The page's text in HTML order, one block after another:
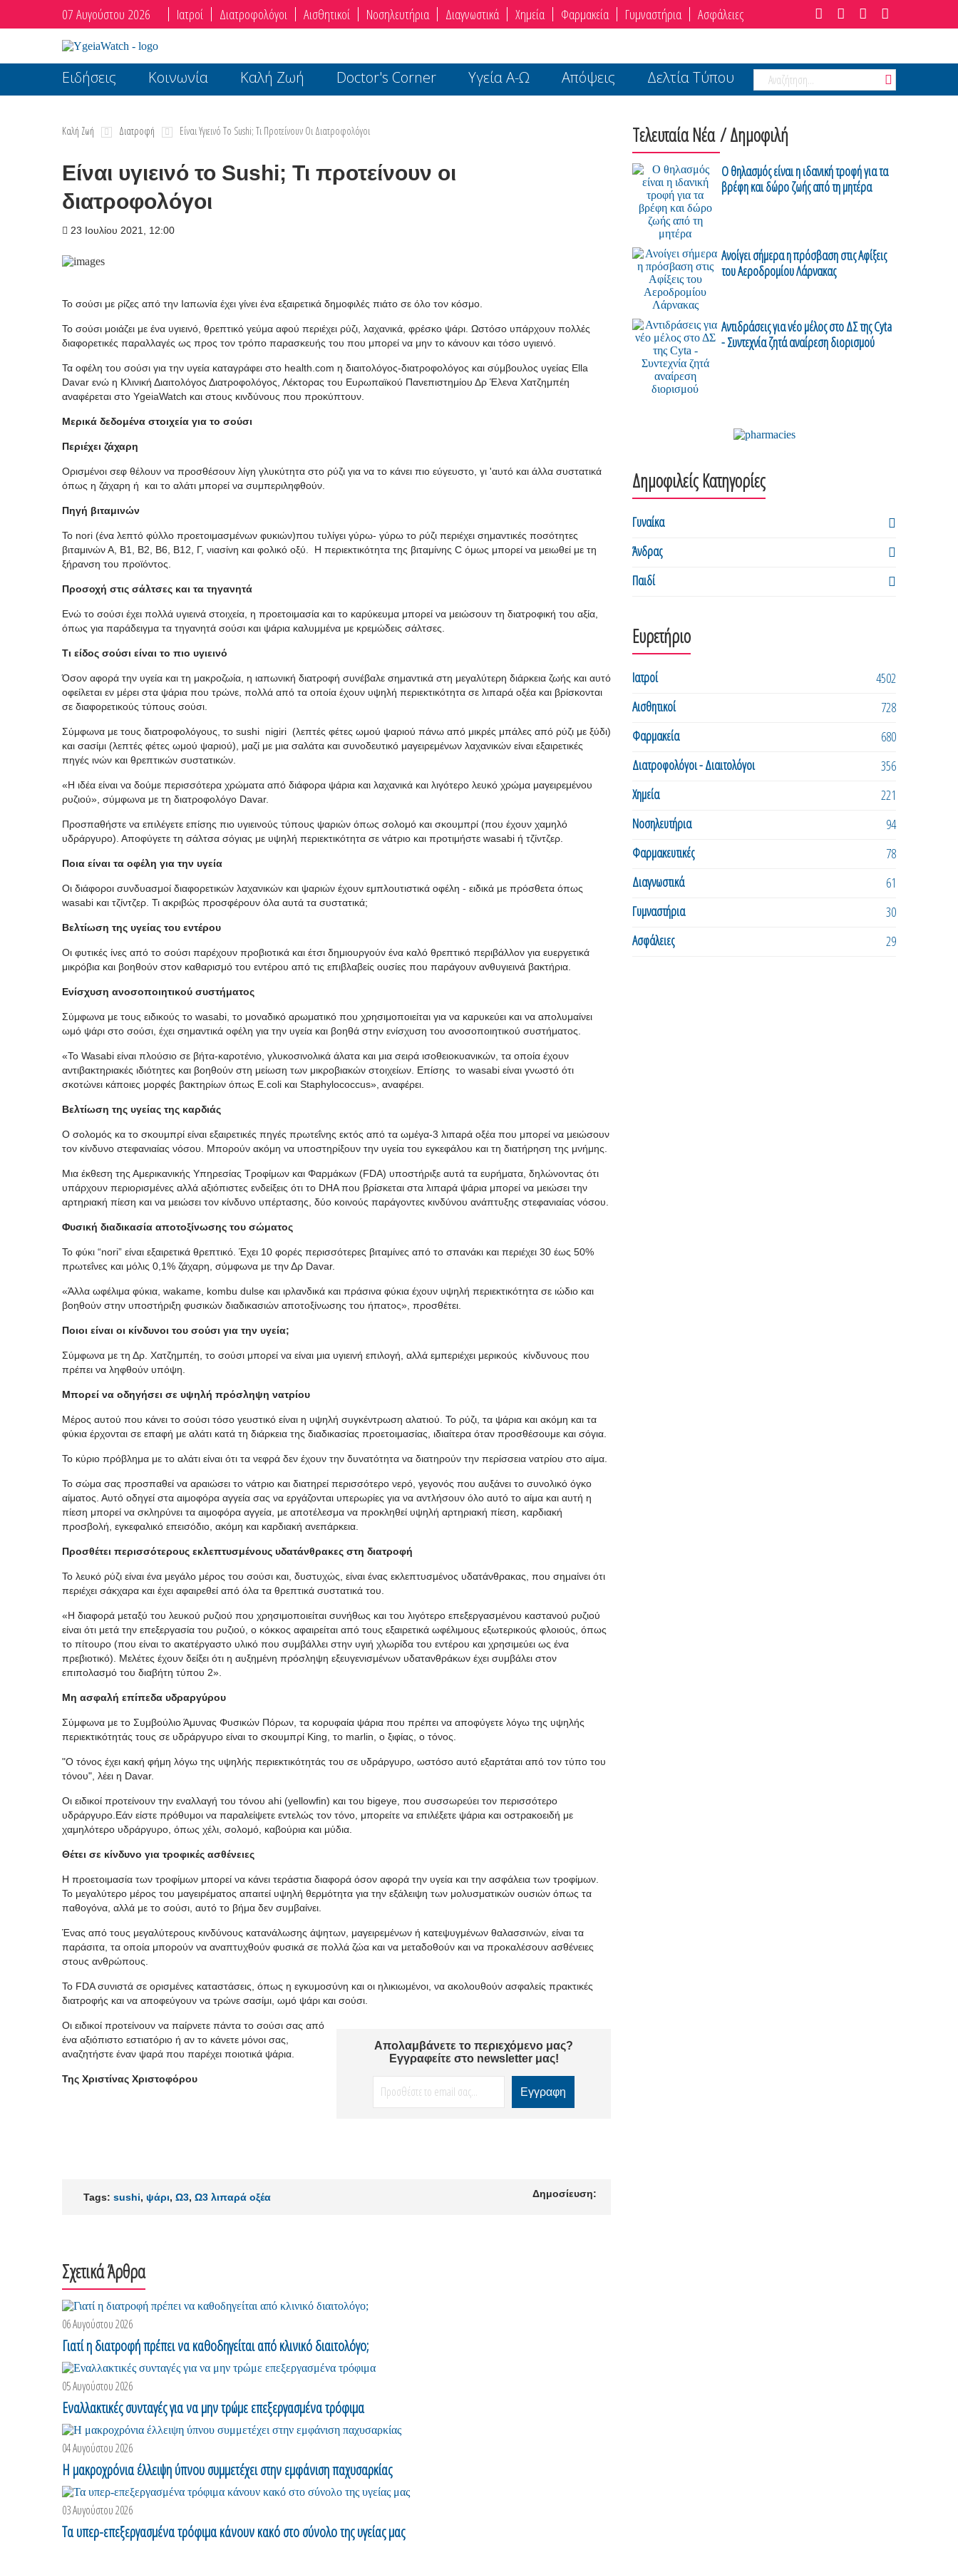
07 Αυγούστου 2026 Ιατροί Διατροφολόγοι Αισθητικοί Νοσηλευτήρια Διαγνωστικά Χημεία Φαρμακεία Γυμναστήρια Ασφάλειες
Ειδήσεις Κοινωνία Καλή Ζωή Doctor's Corner Υγεία Α-Ω Απόψεις Δελτία Τύπου
Καλή Ζωή Διατροφή Είναι Υγιεινό Το Sushi; Τι Προτείνουν Οι Διατροφολόγοι
Είναι υγιεινό το Sushi; Τι προτείνουν οι
διατροφολόγοι
23 Ιουλίου 2021, 12:00
Το σούσι με ρίζες από την Ιαπωνία έχει γίνει ένα εξαιρετικά δημοφιλές πιάτο σε όλο τον κόσμο.
Το σούσι μοιάζει με ένα υγιεινό, θρεπτικό γεύμα αφού περιέχει ρύζι, λαχανικά, φρέσκο ψάρι. Ωστόσο υπάρχουν πολλές
διαφορετικές παραλλαγές ως προς τον τρόπο παρασκευής του που μπορεί να μην το κάνουν και τόσο υγιεινό.
Τα οφέλη του σούσι για την υγεία καταγράφει στο health.com η διαιτολόγος-διατροφολόγος και σύμβουλος υγείας Ella
Davar ενώ η Κλινική Διαιτολόγος Διατροφολόγος, Λέκτορας του Ευρωπαϊκού Πανεπιστημίου Δρ Έλενα Χατζημπέη
αναφέρεται στο YgeiaWatch και στους κινδύνους που προκύπτουν.
Μερικά δεδομένα στοιχεία για το σούσι
Περιέχει ζάχαρη
Ορισμένοι σεφ θέλουν να προσθέσουν λίγη γλυκύτητα στο ρύζι για να το κάνει πιο εύγευστο, γι 'αυτό και άλλα συστατικά
όπως η ζάχαρη ή και το αλάτι μπορεί να συμπεριληφθούν.
Πηγή βιταμινών
Το nori (ένα λεπτό φύλλο προετοιμασμένων φυκιών)που τυλίγει γύρω- γύρω το ρύζι περιέχει σημαντικές ποσότητες
βιταμινών Α, Β1, Β2, Β6, Β12, Γ, νιασίνη και φολικό οξύ. Η περιεκτικότητα της βιταμίνης C όμως μπορεί να μειωθεί με τη
ξήρανση του προϊόντος.
Προσοχή στις σάλτσες και τα τηγανητά
Ενώ το σούσι έχει πολλά υγιεινά στοιχεία, η προετοιμασία και το καρύκευμα μπορεί να μειώσουν τη διατροφική του αξία,
όπως για παράδειγμα τα τηγανητά σούσι και ψάρια καλυμμένα με κρεμώδεις σάλτσες.
Τι είδος σούσι είναι το πιο υγιεινό
Όσον αφορά την υγεία και τη μακροζωία, η ιαπωνική διατροφή συνέβαλε σημαντικά στη μεγαλύτερη διάρκεια ζωής και αυτό
οφείλεται εν μέρει στα ψάρια που τρώνε, πολλά από τα οποία έχουν υψηλή περιεκτικότητα σε λιπαρά οξέα και βρίσκονται
σε διαφορετικούς τύπους σούσι.
Σύμφωνα με τους διατροφολόγους, το sushi nigiri (λεπτές φέτες ωμού ψαριού πάνω από μικρές μπάλες από ρύζι με ξύδι)
και σασίμι (λεπτές φέτες ωμού ψαριού), μαζί με μια σαλάτα και συνοδευτικό μαγειρεμένων λαχανικών είναι εξαιρετικές
πηγές ινών και θρεπτικών συστατικών.
«Η ιδέα είναι να δούμε περισσότερα χρώματα από διάφορα ψάρια και λαχανικά και λιγότερο λευκό χρώμα μαγειρεμένου
ρυζιού», σύμφωνα με τη διατροφολόγο Davar.
Προσπαθήστε να επιλέγετε επίσης πιο υγιεινούς τύπους ψαριών όπως σολομό και σκουμπρί (που έχουν χαμηλό
υδράργυρο). Αποφύγετε τη σάλτσα σόγιας με υψηλή περιεκτικότητα σε νάτριο και προτιμήστε wasabi ή τζίντζερ.
Ποια είναι τα οφέλη για την υγεία
Οι διάφοροι συνδυασμοί διαφορετικών λαχανικών και ψαριών έχουν εμπλουτιστικά οφέλη - ειδικά με πρόσθετα όπως
wasabi και τζίντζερ. Τι ακριβώς προσφέρουν όλα αυτά τα συστατικά;
Βελτίωση της υγείας του εντέρου
Οι φυτικές ίνες από το σούσι παρέχουν προβιοτικά και έτσι δημιουργούν ένα καλό θρεπτικό περιβάλλον για ευεργετικά
μικρόβια και βοηθούν στον καθαρισμό του εντέρου από τις επιβλαβείς ουσίες που παράγουν ανθυγιεινά βακτήρια.
Ενίσχυση ανοσοποιητικού συστήματος
Σύμφωνα με τους ειδικούς το wasabi, το μοναδικό αρωματικό που χρησιμοποιείται για να καρυκεύει και να απολυμαίνει
ωμό ψάρι στο σούσι, έχει σημαντικά οφέλη για την υγεία και βοηθά στην ενίσχυση του ανοσοποιητικού συστήματος.
«Το Wasabi είναι πλούσιο σε βήτα-καροτένιο, γλυκοσινολικά άλατα και μια σειρά ισοθειοκυανικών, τα οποία έχουν
αντιβακτηριακές ιδιότητες και βοηθούν στη μείωση των μικροβιακών στοιχείων. Επίσης το wasabi είναι γνωστό ότι
σκοτώνει κάποιες μορφές βακτηρίων όπως E.coli και Staphylococcus», αναφέρει.
Βελτίωση της υγείας της καρδιάς
Ο σολομός κα το σκουμπρί είναι εξαιρετικές πηγές πρωτεΐνης εκτός από τα ωμέγα-3 λιπαρά οξέα που μπορεί να μειώσουν
τον κίνδυνο στεφανιαίας νόσου. Μπορούν ακόμη να υποστηρίξουν την υγεία του εγκεφάλου και τη διατήρηση της μνήμης.
Μια έκθεση της Αμερικανικής Υπηρεσίας Τροφίμων και Φαρμάκων (FDA) υποστήριξε αυτά τα ευρήματα, δηλώνοντας ότι
υπάρχουν περιορισμένες αλλά αξιόπιστες ενδείξεις ότι το DHA που βρίσκεται στα λιπαρά ψάρια μπορεί να μειώσει την
αρτηριακή πίεση και να μειώσει τον κίνδυνο υπέρτασης, δύο κοινούς παράγοντες κινδύνου ανάπτυξης στεφανιαίας νόσου.
Φυσική διαδικασία αποτοξίνωσης του σώματος
Το φύκι “nori” είναι εξαιρετικά θρεπτικό. Έχει 10 φορές περισσότερες βιταμίνες από το σπανάκι και περιέχει 30 έως 50%
πρωτεΐνες και μόλις 0,1% ζάχαρη, σύμφωνα με την Δρ Davar.
«Άλλα ωφέλιμα φύκια, wakame, kombu dulse και ιρλανδικά και πράσινα φύκια έχουν υψηλή περιεκτικότητα σε ιώδιο και
βοηθούν στην υποστήριξη φυσικών διαδικασιών αποτοξίνωσης του ήπατος», προσθέτει.
Ποιοι είναι οι κίνδυνοι του σούσι για την υγεία;
Σύμφωνα με τη Δρ. Χατζημπέη, το σούσι μπορεί να είναι μια υγιεινή επιλογή, αλλά εμπεριέχει μερικούς κίνδυνους που
πρέπει να ληφθούν υπόψη.
Μπορεί να οδηγήσει σε υψηλή πρόσληψη νατρίου
Μέρος αυτού που κάνει το σούσι τόσο γευστικό είναι η υψηλή συγκέντρωση αλατιού. Το ρύζι, τα ψάρια και ακόμη και τα
φύκια έρχονται σε επαφή με αλάτι κατά τη διάρκεια της διαδικασίας προετοιμασίας, ιδιαίτερα όταν προσθέσουμε και σόγια.
Το κύριο πρόβλημα με το αλάτι είναι ότι τα νεφρά δεν έχουν την δυνατότητα να διατηρούν την περίσσεια νατρίου στο αίμα.
Το σώμα σας προσπαθεί να αραιώσει το νάτριο και διατηρεί περισσότερο νερό, γεγονός που αυξάνει το συνολικό όγκο
αίματος. Αυτό οδηγεί στα αιμοφόρα αγγεία σας να εργάζονται υπερωρίες για να αντλήσουν όλο αυτό το αίμα και αυτή η
πίεση μπορεί να σκληρύνει τα αιμοφόρα αγγεία, με αποτέλεσμα να προκληθεί υψηλή αρτηριακή πίεση, καρδιακή
προσβολή, εγκεφαλικό επεισόδιο, ακόμη και καρδιακή ανεπάρκεια.
Προσθέτει περισσότερους εκλεπτυσμένους υδατάνθρακες στη διατροφή
Το λευκό ρύζι είναι ένα μεγάλο μέρος του σούσι και, δυστυχώς, είναι ένας εκλεπτυσμένος υδατάνθρακας, που σημαίνει ότι
περιέχει σάκχαρα και έχει αφαιρεθεί από όλα τα θρεπτικά συστατικά του.
«Η διαφορά μεταξύ του λευκού ρυζιού που χρησιμοποιείται συνήθως και του λιγότερο επεξεργασμένου καστανού ρυζιού
είναι ότι μετά την επεξεργασία του ρυζιού, ο κόκκος αφαιρείται από τους εξαιρετικά ωφέλιμους εξωτερικούς φλοιούς, όπως
το πίτουρο (που είναι το ακατέργαστο υλικό που συμβάλλει στην υγιή χλωρίδα του εντέρου και χρησιμεύει ως ένα
πρεβιοτικό). Μελέτες έχουν δείξει ότι η αυξημένη πρόσληψη εξευγενισμένων υδατανθράκων έχει συμβάλει στον
επιπολασμό του διαβήτη τύπου 2».
Μη ασφαλή επίπεδα υδραργύρου
Σύμφωνα με το Συμβούλιο Άμυνας Φυσικών Πόρων, τα κορυφαία ψάρια που πρέπει να αποφύγετε λόγω της υψηλής
περιεκτικότητάς τους σε υδράργυρο είναι το σκουμπρί King, το marlin, ο ξιφίας, ο τόνος.
"Ο τόνος έχει κακή φήμη λόγω της υψηλής περιεκτικότητάς του σε υδράργυρο, ωστόσο αυτό εξαρτάται από τον τύπο του
τόνου", λέει η Davar.
Οι ειδικοί προτείνουν την εναλλαγή του τόνου ahi (yellowfin) και του bigeye, που συσσωρεύει τον περισσότερο
υδράργυρο.Εάν είστε πρόθυμοι να παραλείψετε εντελώς τον τόνο, μπορείτε να επιλέξετε ψάρια και οστρακοειδή με
χαμηλότερο υδράργυρο, όπως χέλι, σολομό, καβούρια και μύδια.
Θέτει σε κίνδυνο για τροφικές ασθένειες
Η προετοιμασία των τροφίμων μπορεί να κάνει τεράστια διαφορά όσον αφορά την υγεία και την ασφάλεια των τροφίμων.
Το μεγαλύτερο μέρος του μαγειρέματος απαιτεί υψηλή θερμότητα για την εξάλειψη των μολυσματικών ουσιών όπως τα
παθογόνα, αλλά με το σούσι, αυτό το βήμα δεν συμβαίνει.
Ένας από τους μεγαλύτερους κινδύνους κατανάλωσης άψητων, μαγειρεμένων ή κατεψυγμένων θαλασσινών, είναι τα
παράσιτα, τα οποία μπορούν να αναπτυχθούν φυσικά σε πολλά ζώα και να μεταδοθούν και να προκαλέσουν ασθένειες
στους ανθρώπους.
Το FDA συνιστά σε ορισμένες καταστάσεις, όπως η εγκυμοσύνη και οι ηλικιωμένοι, να ακολουθούν ασφαλείς πρακτικές
διατροφής και να αποφεύγουν να τρώνε σασίμι, ωμό ψάρι και σούσι.
Απολαμβάνετε το περιεχόμενο μας?
Εγγραφείτε στο newsletter μας!
Οι ειδικοί προτείνουν να παίρνετε πάντα το σούσι σας από
ένα αξιόπιστο εστιατόριο ή αν το κάνετε μόνοι σας,
αναζητήστε έναν ψαρά που παρέχει ποιοτικά ψάρια.
Της Χριστίνας Χριστοφόρου
Tags: sushi, ψάρι, Ω3, Ω3 λιπαρά οξέα Δημοσίευση:
Σχετικά Άρθρα
06 Αυγούστου 2026
Γιατί η διατροφή πρέπει να καθοδηγείται από κλινικό διαιτολόγο;
05 Αυγούστου 2026
Εναλλακτικές συνταγές για να μην τρώμε επεξεργασμένα τρόφιμα
04 Αυγούστου 2026
Η μακροχρόνια έλλειψη ύπνου συμμετέχει στην εμφάνιση παχυσαρκίας
03 Αυγούστου 2026
Τα υπερ-επεξεργασμένα τρόφιμα κάνουν κακό στο σύνολο της υγείας μας
Τελευταία Νέα/ Δημοφιλή
Ο θηλασμός είναι η ιδανική τροφή για τα
βρέφη και δώρο ζωής από τη μητέρα
Ανοίγει σήμερα η πρόσβαση στις Αφίξεις
του Αεροδρομίου Λάρνακας
Αντιδράσεις για νέο μέλος στο ΔΣ της Cyta
- Συντεχνία ζητά αναίρεση διορισμού
Δημοφιλείς Κατηγορίες
Γυναίκα
Άνδρας
Παιδί
Ευρετήριο
Ιατροί
4502
Αισθητικοί
728
Φαρμακεία
680
Διατροφολόγοι - Διαιτολόγοι
356
Χημεία
221
Νοσηλευτήρια
94
Φαρμακευτικές
78
Διαγνωστικά
61
Γυμναστήρια
30
Ασφάλειες
29